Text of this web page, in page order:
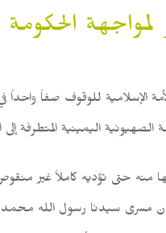
الحكومة
الإسلامية للوقوف صفاً واحداً
الصهيونية اليمينية
منه حتى تؤديه كاملاً غير
مسرى سيدنا رسول الله